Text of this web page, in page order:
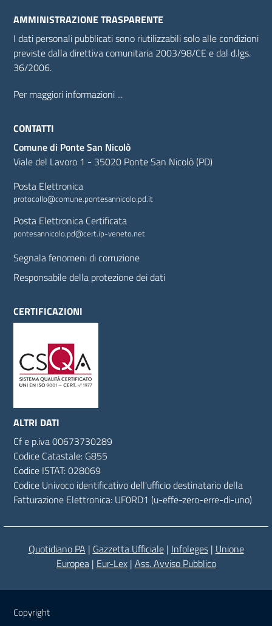
AMMINISTRAZIONE TRASPARENTE
I dati personali pubblicati sono riutilizzabili solo alle condizioni
previste dalla direttiva comunitaria 2003/98/CE e dal d.lgs.
36/2006.
Per maggiori informazioni ...
CONTATTI
Comune di Ponte San Nicolò
Viale del Lavoro 1 - 35020 Ponte San Nicolò (PD)
Posta Elettronica
protocollo@comune.pontesannicolo.pd.it
Posta Elettronica Certificata
pontesannicolo.pd@cert.ip-veneto.net
Segnala fenomeni di corruzione
Responsabile della protezione dei dati
CERTIFICAZIONI
ALTRI DATI
Cfe p.iva00673730289
Codice Catastale: G855
Codice ISTAT: 028069
Codice Univoco identificativo dell'ufficio destinatario della
Fatturazione Elettronica: UF0RD1 (u-effe-zero-erre-di-uno)
Quotidiano PA | Gazzetta Ufficiale| Infoleges| Unione
Europea| Eur-Lex| Ass. Avviso Pubblico
Sezione Link Utili
Copyright